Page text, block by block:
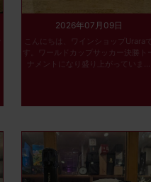
2026年07月09日
こんにちは、ワインショップUraraで
す。ワールドカップサッカー決勝トー
ナメントになり盛り上がっていま...